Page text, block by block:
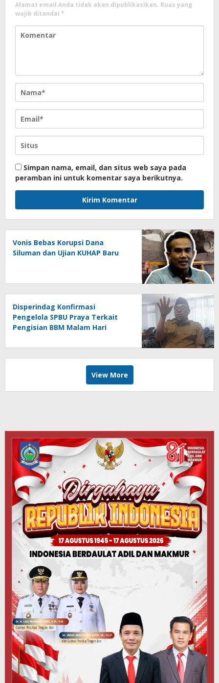
Alamat email Anda tidak akan dipublikasikan. Ruas yang
wajib ditandai *
Simpan nama, email, dan situs web saya pada
peramban ini untuk komentar saya berikutnya.
Vonis Bebas Korupsi Dana
Siluman dan Ujian KUHAP Baru
Disperindag Konfirmasi
Pengelola SPBU Praya Terkait
Pengisian BBM Malam Hari
View More